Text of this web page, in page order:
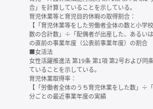
合」を計算していることを示している。
育児休業等と育児目的休暇の取得割合：
【「育児休業等をした労働者全体の数と小
数の合計数」÷「配偶者が出産した、あるい
の直前の事業年度（公表前事業年度）の割合
■女活法
女性活躍推進法 第19条 第1項 第2号および同
ていることを示している。
育児休業取得率：
【「労働者全体のうち育児休業をした数」÷
分ごとの最近事業年度の実績